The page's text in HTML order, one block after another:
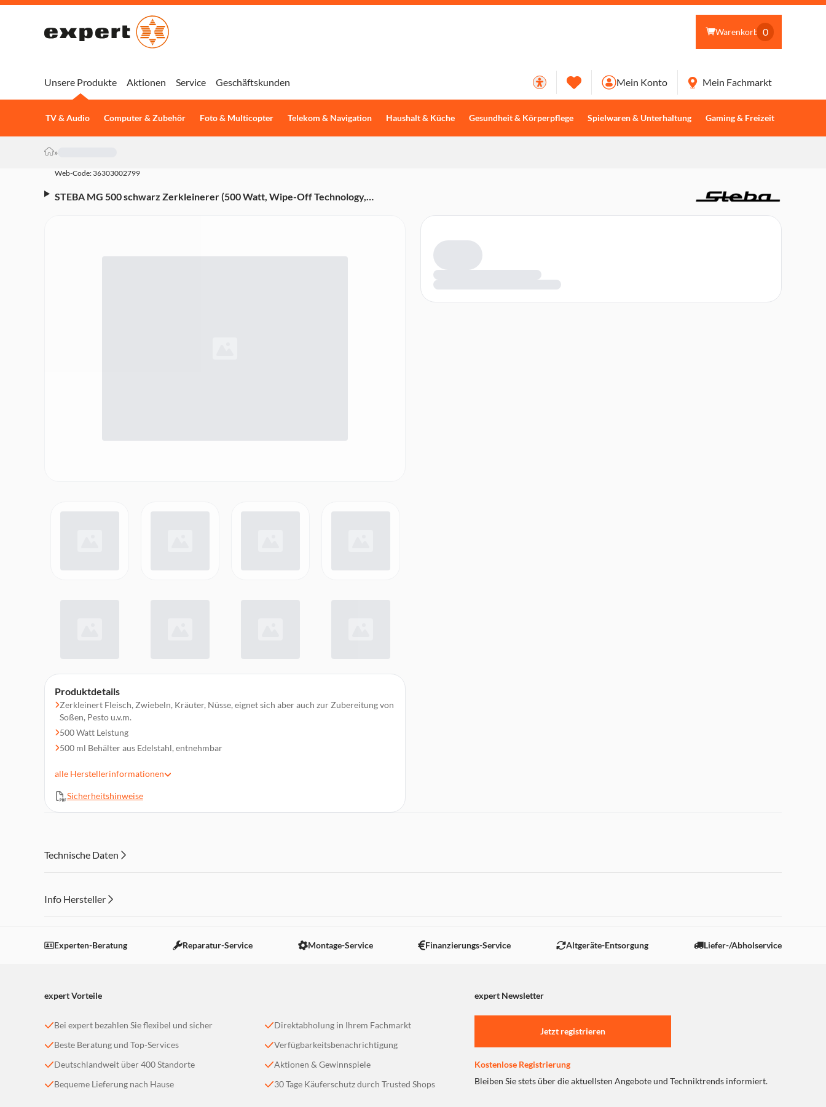
Warenkorb 0
Unsere Produkte
TV & Audio Computer & Zubehör Foto & Multicopter Telekom & Navigation Haushalt & Küche Gesundheit & Körperpflege Spielwaren & Unterhaltung Gaming & Freizeit
Aktionen Service Geschäftskunden Mein Konto Mein Fachmarkt
»
Web-Code: 36303002799
STEBA MG 500 schwarz Zerkleinerer (500 Watt, Wipe-Off Technology,
Produktdetails
Zerkleinert Fleisch, Zwiebeln, Kräuter, Nüsse, eignet sich aber auch zur Zubereitung von
Soßen, Pesto u.v.m.
500 Watt Leistung
500 ml Behälter aus Edelstahl, entnehmbar
mit 4 Messern
Pulsefunktion
Spülmaschinengeeignete Teile
alle Herstellerinformationen
Sicherheitshinweise
Technische Daten
Info Hersteller
Einstellungen anpassen
Experten-Beratung Reparatur-Service Montage-Service Finanzierungs-Service Altgeräte-Entsorgung Liefer-/Abholservice
expert Vorteile expert Newsletter
Bei expert bezahlen Sie flexibel und sicher
Beste Beratung und Top-Services
Deutschlandweit über 400 Standorte
Bequeme Lieferung nach Hause
Direktabholung in Ihrem Fachmarkt
Verfügbarkeitsbenachrichtigung
Aktionen & Gewinnspiele
30 Tage Käuferschutz durch Trusted Shops
Jetzt registrieren
Kostenlose Registrierung
Bleiben Sie stets über die aktuellsten Angebote und Techniktrends informiert.